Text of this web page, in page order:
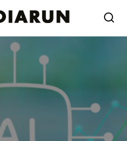
pracownicy wciąż